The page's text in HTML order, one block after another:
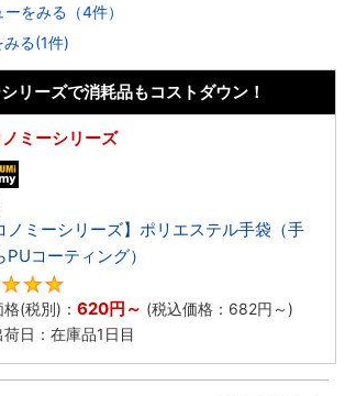
をみる（4件）
みる(1件)
リーズで消耗品もコストダウン！
ミーシリーズ
ノミーシリーズ】ポリエステル手袋（手
PUコーティング）
(税別)： 620円 ～ (税込価格： 682円 ～)
日：在庫品1日目